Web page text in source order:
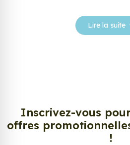
répondre à vos attentes,
notre large gamme de
d’adhésifs ou de vinyle, sont
populaires pour décorer
Lire la suite
Inscrivez-vous
offres
!